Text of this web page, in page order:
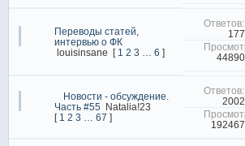
Переводы статей,
интервью о ФК
louisinsane
[ 1 2 3 6 ]
177
44890
Новости - обсуждение.
Часть #55
Natalia!23
[ 1 2 3 67 ]
2002
192467